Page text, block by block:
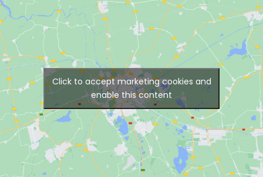
Click to accept marketing cookies and
enable this content